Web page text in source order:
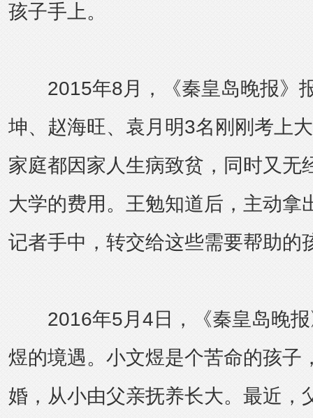
孩子手上。
2015年8月，《秦皇岛晚报》
坤、赵海旺、袁月明3名刚刚考上
家庭都因家人生病致贫，同时又无
大学的费用。王勉知道后，主动拿
记者手中，转交给这些需要帮助的
2016年5月4日，《秦皇岛晚报
煜的境遇。小文煜是个苦命的孩子
婚，从小由父亲抚养长大。最近，